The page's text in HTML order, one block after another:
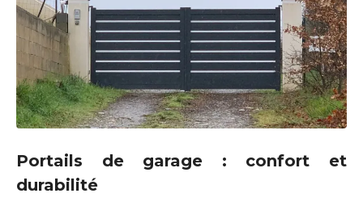
Portails de garage : confort et
durabilité